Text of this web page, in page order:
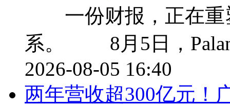
一份财报，正在重
系。 8月5日，
2026-08-05 16:40
两年营收超300亿元！